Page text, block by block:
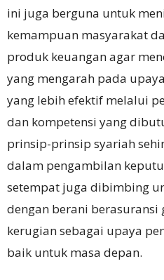
ini juga berguna untuk
kemampuan masyarakat
produk keuangan agar
yang mengarah pada
yang lebih efektif melalui
dan kompetensi yang
prinsip-prinsip syariah
dalam pengambilan
setempat juga dibimbing
dengan berani berasuransi
kerugian sebagai upaya
baik untuk masa depan.